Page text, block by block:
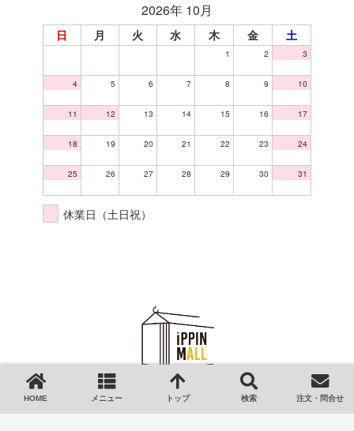
2026年 10月
日 月 火 水 木 金 土
1 2 3
4 5 6 7 8 9 10
11 12 13 14 15 16 17
18 19 20 21 22 23 24
25 26 27 28 29 30 31
休業日（土日祝）
HOME
ご利用ガイド
HOME メニュー トップ 検索 注文・問合せ